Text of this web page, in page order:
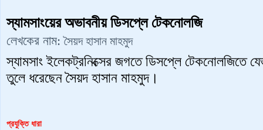
স্যামসাংয়ের অভাবনীয় ডিসপ্লে টেকনোলজি
লেখকের নাম:সৈয়দ হাসান মাহমুদ
স্যামসাং ইলেকট্রনিক্সের জগতে ডিসপ্লে টেকনোলজিতে
তুলে ধরেছেন সৈয়দ হাসান মাহমুদ।
প্রযুক্তি ধারা